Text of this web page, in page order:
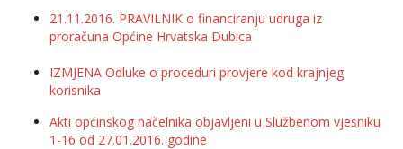
21.11.2016. PRAVILNIK o financiranju udruga iz
proračuna Općine Hrvatska Dubica
IZMJENA Odluke o proceduri provjere kod krajnjeg
korisnika
Akti općinskog načelnika objavljeni u Službenom vjesniku
1-16 od 27.01.2016. godine